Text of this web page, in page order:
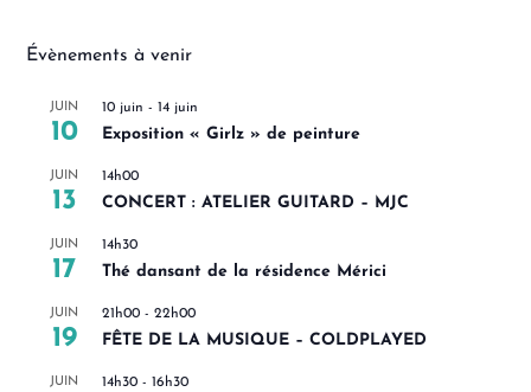
Évènements à venir
JUIN
10
10 juin -14 juin
Exposition « Girlz » de peinture
JUIN
13
14h00
CONCERT : ATELIER GUITARD – MJC
JUIN
17
14h30
Thé dansant de la résidence Mérici
JUIN
19
21h00 -22h00
FÊTE DE LA MUSIQUE – COLDPLAYED
JUIN 14h30 -16h30